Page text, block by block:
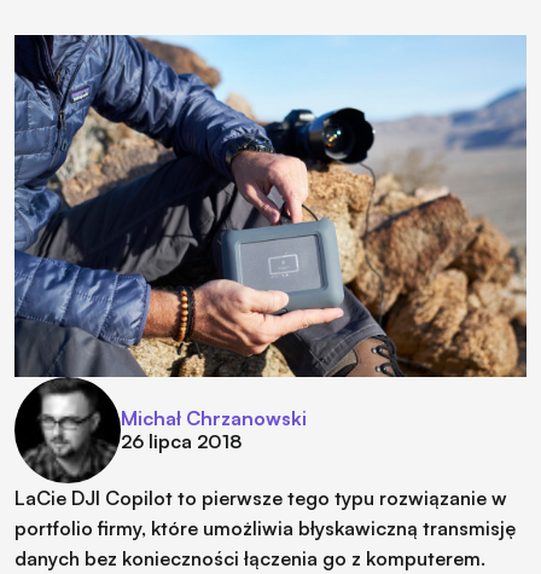
Michał Chrzanowski
26 lipca 2018
LaCie DJI Copilot to pierwsze tego typu rozwiązanie w
portfolio firmy, które umożliwia błyskawiczną transmisję
danych bez konieczności łączenia go z komputerem.